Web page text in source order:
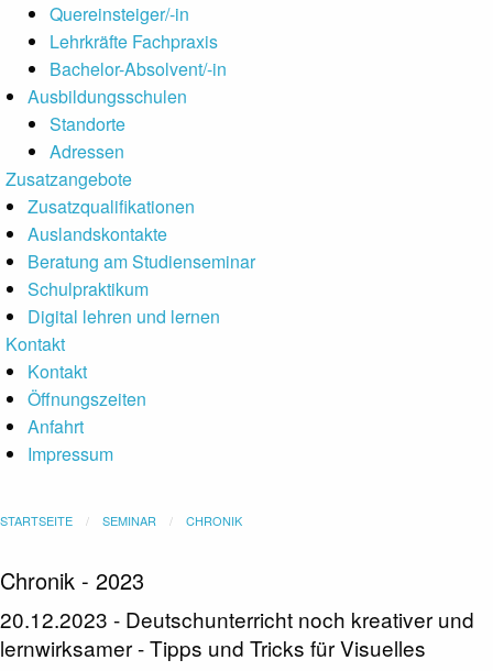
Quereinsteiger/-in
Lehrkräfte Fachpraxis
Bachelor-Absolvent/-in
Ausbildungsschulen
Standorte
Adressen
Zusatzangebote
Zusatzqualifikationen
Auslandskontakte
Beratung am Studienseminar
Schulpraktikum
Digital lehren und lernen
Kontakt
Kontakt
Öffnungszeiten
Anfahrt
Impressum
STARTSEITE SEMINAR CHRONIK
Chronik - 2023
20.12.2023 - Deutschunterricht noch kreativer und
lernwirksamer - Tipps und Tricks für Visuelles